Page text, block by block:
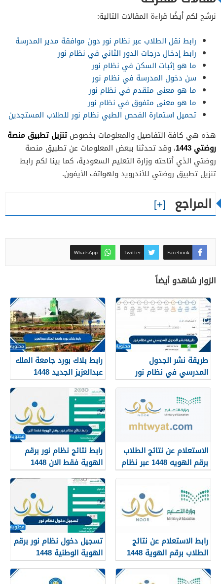
نرشح لكم أيضًا قراءة المقالات التالية:
رابط نقل الطلاب عبر نظام نور دون موافقة مدير المدرسة
رابط إدخال درجات الدور الثاني في نظام نور
ما هو إثبات السكن في نظام نور
سن دخول المدرسة في نظام نور
ما هو معنى متقدم في نظام نور
ما هو معنى متفوق في نظام نور
تحميل استمارة الفحص الطبي نظام نور للطلاب المستجدين
هذه هي كافة التفاصيل والمعلومات بخصوصتنزيل تطبيق منصة
روضتي 1443
، وقد تحدثنا ببعض المعلومات عن تطبيق منصة
روضتي الذي أتاحته وزارة التعليم السعودية، كما بينا لكم رابط
تنزيل تطبيق روضتي للأندرويد ولهواتف الأيفون.
المراجع
Facebook
Twitter
WhatsApp
الزوار شاهدو أيضاً
طريقة نشر الجدول
المدرسي في نظام نور
1448
رابط بلاك بورد جامعة الملك
عبدالعزيز الجديد 1448
blackboard kau
الاستعلام عن نتائج الطلاب
برقم الهويه 1448 عبر نظام
نور noor.moe.gov.sa
رابط نتائج نظام نور برقم
الهوية فقط الان 1448
رابط الاستعلام عن نتائج
الطلاب برقم الهوية 1448
عبر نظام نور
noor.moe.gov.sa
تسجيل دخول نظام نور برقم
الهوية الوطنية 1448